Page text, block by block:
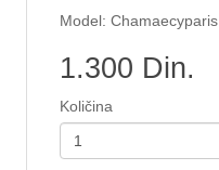
Model:
1.300 Din.
Količina